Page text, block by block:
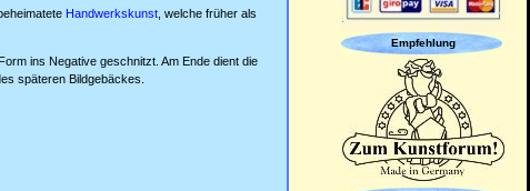
Handwerkskunst , welche früher als
ins Negative geschnitzt. Am Ende dient die
späteren Bildgebäckes.
Empfehlung